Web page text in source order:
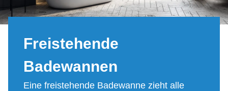
Frei­ste­hen­de
Ba­de­wan­nen
Eine freistehende Badewanne zieht alle